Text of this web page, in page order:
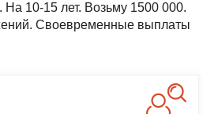
На 10-15 лет. Возьму 1500 000.
Своевременные выплаты